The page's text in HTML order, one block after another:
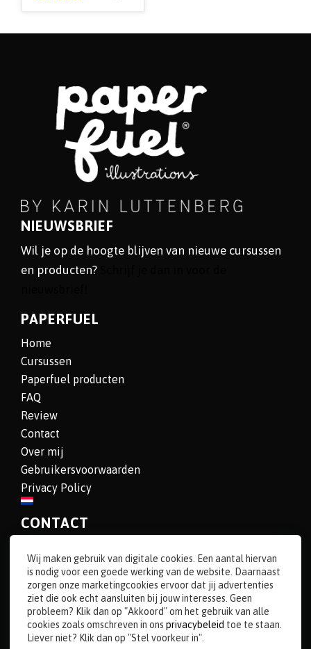
NIEUWSBRIEF
Wil je op de hoogte blijven van nieuwe cursussen
en producten?
PAPERFUEL
Home
Cursussen
Paperfuel producten
FAQ
Review
Contact
Over mij
Gebruikersvoorwaarden
Privacy Policy
CONTACT
Paperfuel
E:info@paperfuel.nl
T: 0546 673830
Wij maken gebruik van digitale cookies. Een aantal hiervan
is nodig voor een goede werking van de website. Daarnaast
zorgen onze marketingcookies ervoor dat jij advertenties
ziet die ook echt aansluiten bij jouw interesses. Geen
probleem? Klik dan op "Akkoord" om het gebruik van alle
cookies zoals omschreven in ons privacybeleid toe te staan.
Liever niet? Klik dan op "Stel voorkeur in".